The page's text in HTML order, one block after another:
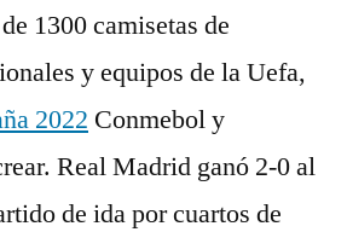
1300 camisetas de
y equipos de la Uefa,
2022 Conmebol y
Real Madrid ganó 2-0 al
de ida por cuartos de